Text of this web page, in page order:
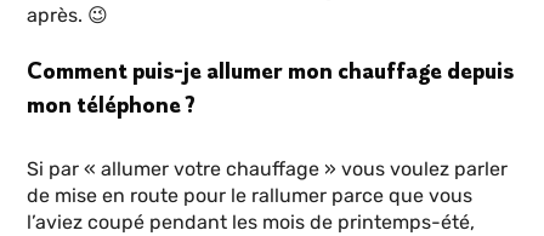
après. 😉
Comment puis-je allumer mon chauffage depuis
mon téléphone ?
Si par « allumer votre chauffage » vous voulez parler
de mise en route pour le rallumer parce que vous
l’aviez coupé pendant les mois de printemps-été,